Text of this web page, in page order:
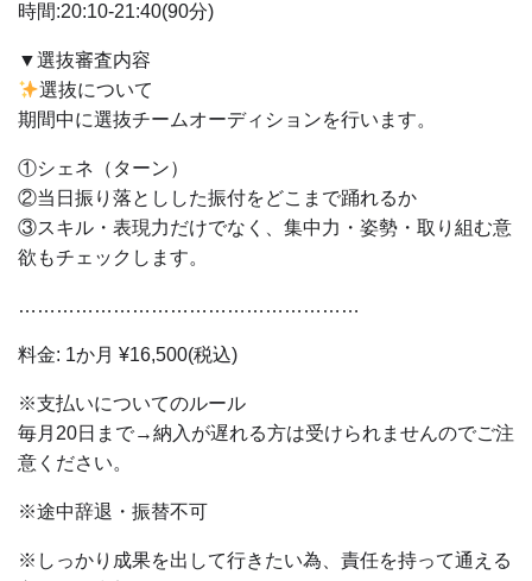
時間:20:10-21:40(90分)
▼選抜審査内容
選抜について
期間中に選抜チームオーディションを行います。
①シェネ（ターン）
②当日振り落としした振付をどこまで踊れるか
③スキル・表現力だけでなく、集中力・姿勢・取り組む意
欲もチェックします。
………………………………………………
料金: 1か月 ¥16,500(税込)
※支払いについてのルール
毎月20日まで→納入が遅れる方は受けられませんのでご注
意ください。
※途中辞退・振替不可
※しっかり成果を出して行きたい為、責任を持って通える